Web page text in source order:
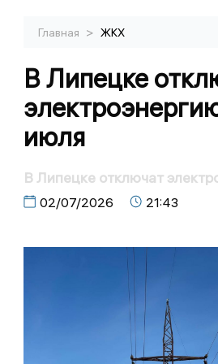
Главная > ЖКХ
В Липецке
июля
В Липецке отключат
02/07/2026 21:43